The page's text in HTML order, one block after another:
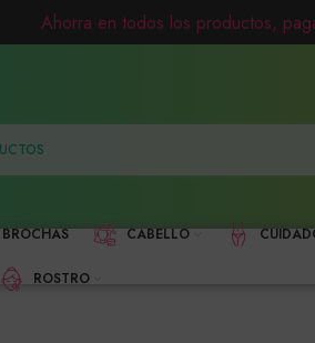
BROCHAS CABELLO
ROSTRO
Ahorra en todos los productos,